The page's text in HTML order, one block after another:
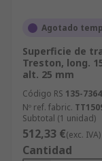
Agotado
Superficie de
Treston, long.
alt. 25 mm
Código RS 135-7364
Nº ref. fabric.
Subtotal (1 unidad)
512,33 €(exc. IVA)
Cantidad